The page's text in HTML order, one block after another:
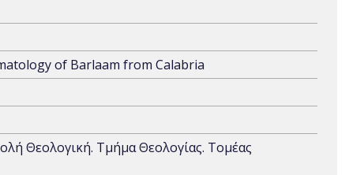
of Barlaam from Calabria
Θεολογική. Τμήμα Θεολογίας. Τομέας